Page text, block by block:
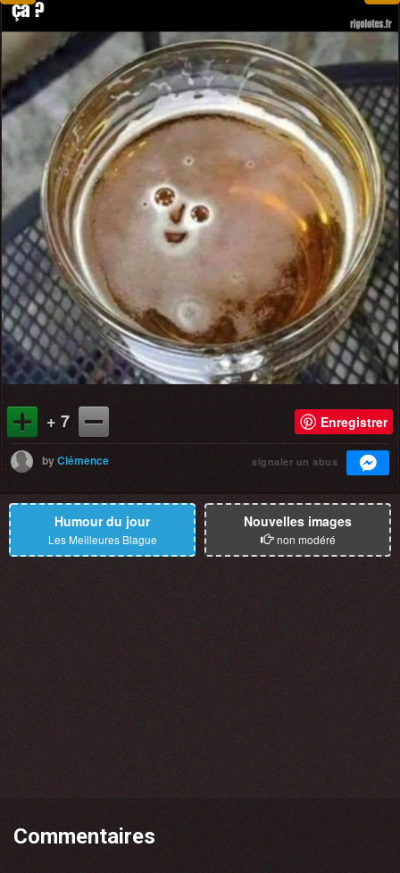
+ 7 Enregistrer
byClémence signaler un abus
Humour du jour
Les Meilleures Blague
Nouvelles images
non modéré
Commentaires